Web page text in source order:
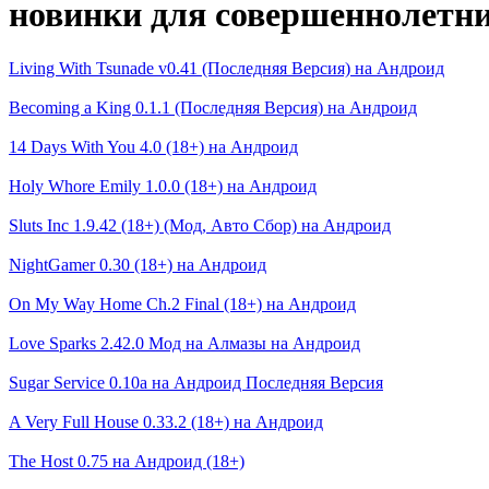
новинки для
Living With Tsunade v0.41 (Последняя Версия) на Андроид
Becoming a King 0.1.1 (Последняя Версия) на Андроид
14 Days With You 4.0 (18+) на Андроид
Holy Whore Emily 1.0.0 (18+) на Андроид
Sluts Inc 1.9.42 (18+) (Мод, Авто Сбор) на Андроид
NightGamer 0.30 (18+) на Андроид
On My Way Home Ch.2 Final (18+) на Андроид
Love Sparks 2.42.0 Мод на Алмазы на Андроид
Sugar Service 0.10a на Андроид Последняя Версия
A Very Full House 0.33.2 (18+) на Андроид
The Host 0.75 на Андроид (18+)